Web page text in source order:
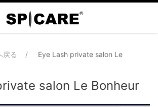
戻る
Eye Lash private salon Le
salon Le Bonheur